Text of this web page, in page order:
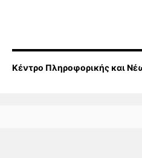
Κέντρο Πληροφορικής και